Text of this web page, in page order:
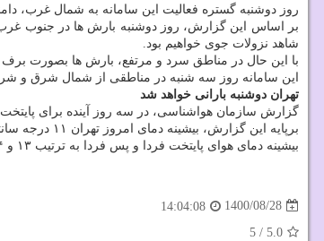
روز دوشنبه گستره فعالیت این سامانه به شمال غرب،
بر اساس این گزارش، روز دوشنبه بارش ها در جنوب
شاهد نزولات جوی خواهیم بود.
با این حال در مناطق سرد و مرتفع، بارش ها بصورت
این سامانه روز سه شنبه در مناطقی از شمال شرق و
تهران دوشنبه بارانی خواهد شد
گزارش سازمان هواشناسی، در سه روز آینده برای
برپایه این گزارش، بیشینه دمای امروز تهران ۱۱ درجه سانتی گراد و کمینه دمای آن در ایستگاه مهرآباد سه درجه و در شمیرانات یک درجه سانتی گراد اعلام شده است.
بیشینه دمای هوای پایتخت فردا و پس فردا به ترتیب ۱۳ و ۱۴ درجه سانتی گراد خواهد بود.
1400/08/28
14:04:08
5.0
/
5